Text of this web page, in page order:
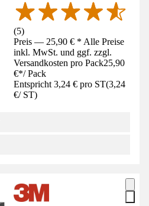
(5)
Preis — 25,90 € * Alle Preise
inkl. MwSt. und ggf. zzgl.
Versandkosten pro Pack25,90
€*/ Pack
Entspricht 3,24 € pro ST(3,24
€/ ST)